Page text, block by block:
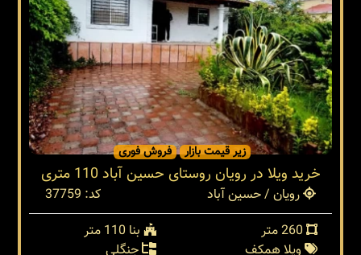
زیر قیمت بازار فروش فوری
خرید ویلا در رویان روستای حسین آباد 110 متری
رویان / حسین آباد
کد: 37759
بنا 110 متر
ویلا همکف
جنگلی